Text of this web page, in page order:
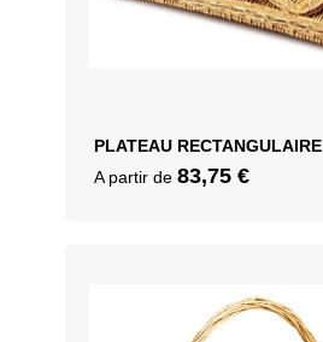
PLATEAU RECTANGULAIRE
A partir de 83,75 €